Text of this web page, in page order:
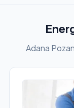
Adana